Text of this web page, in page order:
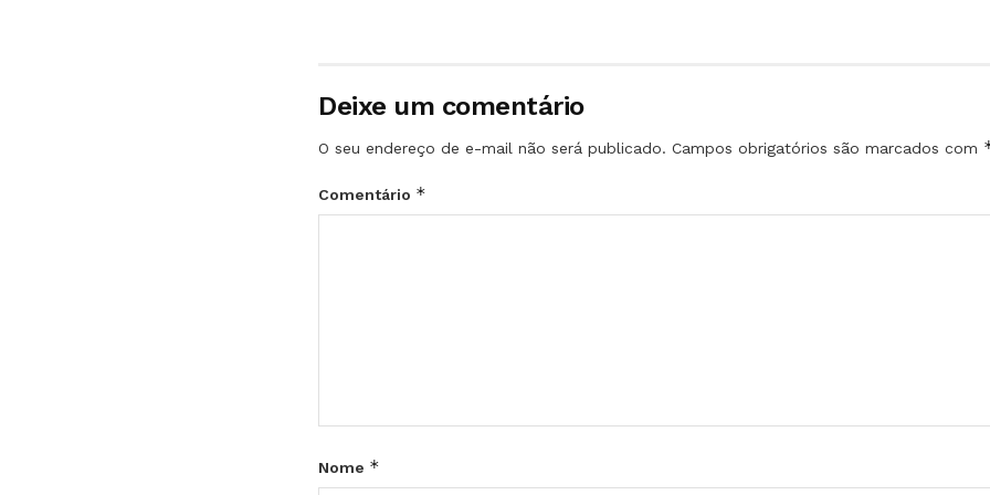
Deixe um comentário
O seu endereço de e-mail não será publicado. Campos obrigatórios são marcados com
Comentário *
Nome *